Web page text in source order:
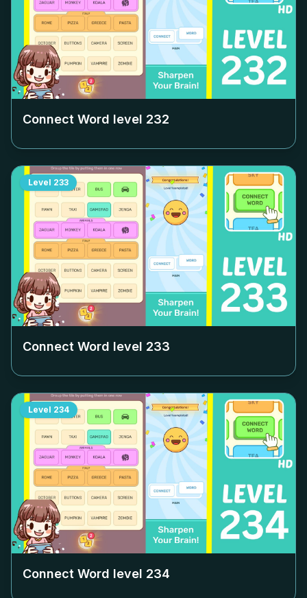
Connect Word level 232
Level 233
Connect Word level 233
Level 234
Connect Word level 234